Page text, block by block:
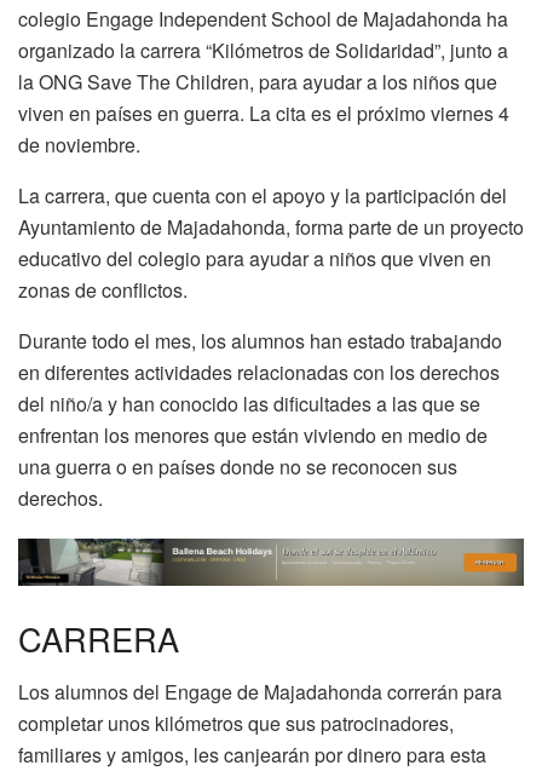
colegio Engage Independent School de Majadahonda ha
organizado la carrera “Kilómetros de Solidaridad”, junto a
la ONG Save The Children, para ayudar a los niños que
viven en países en guerra. La cita es el próximo viernes 4
de noviembre.
La carrera, que cuenta con el apoyo y la participación del
Ayuntamiento de Majadahonda, forma parte de un proyecto
educativo del colegio para ayudar a niños que viven en
zonas de conflictos.
Durante todo el mes, los alumnos han estado trabajando
en diferentes actividades relacionadas con los derechos
del niño/a y han conocido las dificultades a las que se
enfrentan los menores que están viviendo en medio de
una guerra o en países donde no se reconocen sus
derechos.
CARRERA
Los alumnos del Engage de Majadahonda correrán para
completar unos kilómetros que sus patrocinadores,
familiares y amigos, les canjearán por dinero para esta